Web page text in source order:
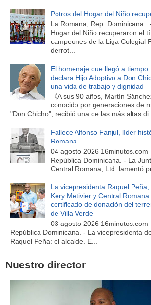
Potros del Hogar del Niño
La Romana, Rep. Dominicana.
Hogar del Niño recuperaron el
campeones de la Liga Colegial
derrot...
El homenaje que llegó a
declara Hijo Adoptivo a Don
una vida de trabajo y dignidad
《A sus 90 años, Martín
conocido por generaciones de
"Don Chicho", recibió una de las más altas
Fallece Alfonso Fanjul, líder
Romana
04 agosto 2026 16minutos.com
República Dominicana. - La
Central Romana, Ltd. lamentó
La vicepresidenta Raquel
Kery Metivier y Central
certificado de donación del
de Villa Verde
03 agosto 2026 16minutos.com
República Dominicana. - La vicepresidenta
Raquel Peña; el alcalde, E...
Nuestro director